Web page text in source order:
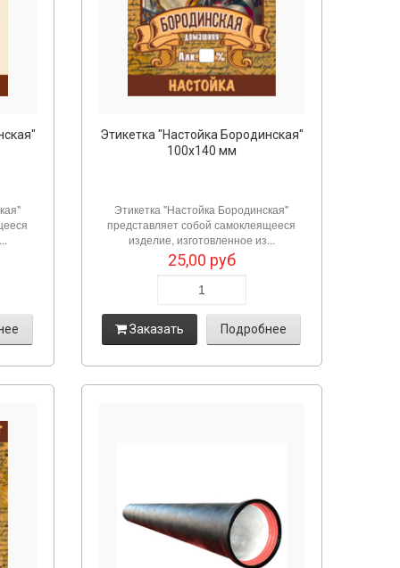
Этикетка "Настойка Бородинская"
100х140 мм
Этикетка "Настойка Бородинская"
представляет собой самоклеящееся
изделие, изготовленное из...
25,00 руб
Заказать Подробнее